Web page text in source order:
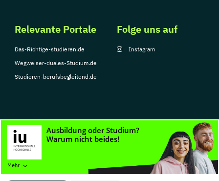
Mehr
Relevante Portale
Das-Richtige-studieren.de
Wegweiser-duales-Studium.de
Studieren-berufsbegleitend.de
Folge uns auf
Instagram
© Copyright 2026, TarGroup Media GmbH
Nutzungsbedingungen